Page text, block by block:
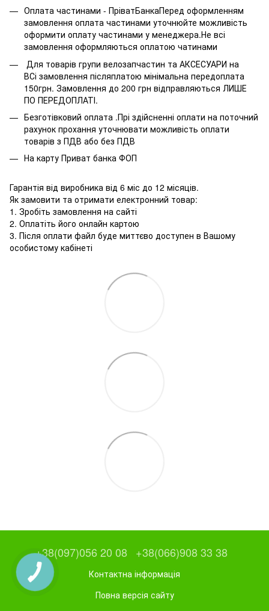
Оплата частинами - ПріватБанкаПеред оформленням
замовлення оплата частинами уточнюйте можливість
оформити оплату частинами у менеджера.Не всі
замовлення оформляються оплатою чатинами
Для товарів групи велозапчастин та АКСЕСУАРИ на
ВСі замовлення післяплатою мінімальна передоплата
150грн. Замовлення до 200 грн відправляються ЛИШЕ
ПО ПЕРЕДОПЛАТІ.
Безготівковий оплата .Прі здійсненні оплати на поточний
рахунок прохання уточнювати можливість оплати
товарів з ПДВ або без ПДВ
На карту Приват банка ФОП
Гарантія від виробника від 6 міс до 12 місяців.
Як замовити та отримати електронний товар:
1. Зробіть замовлення на сайті
2. Оплатіть його онлайн картою
3. Після оплати файл буде миттєво доступен в Вашому
особистому кабінеті
+38(097)056 20 08 +38(066)908 33 38
Контактна інформація
Повна версія сайту